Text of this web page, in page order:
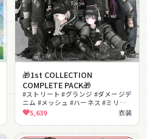
🎁1st COLLECTION
COMPLETE PACK🎁
#ストリート #グランジ #ダメージデ
ニム #メッシュ #ハーネス #ミリタ
リー #MA対応 #lilToon対応 #クー
ル #かっこいい
5,639 衣装